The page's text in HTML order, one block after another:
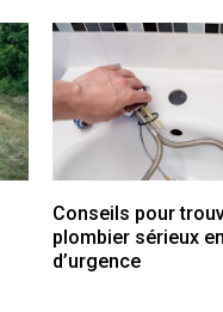
Conseils pour
plombier sérieux
d’urgence